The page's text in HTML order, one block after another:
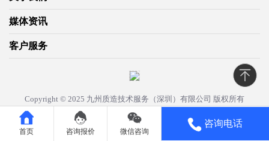
媒体资讯
客户服务
Copyright © 2025 九州质造技术服务（深圳）有限公司 版权所有
XML地图
友情链接：
中国质量认证中心CQC 全国认证认可信息公共服务平台
首页 咨询报价 微信咨询
咨询电话